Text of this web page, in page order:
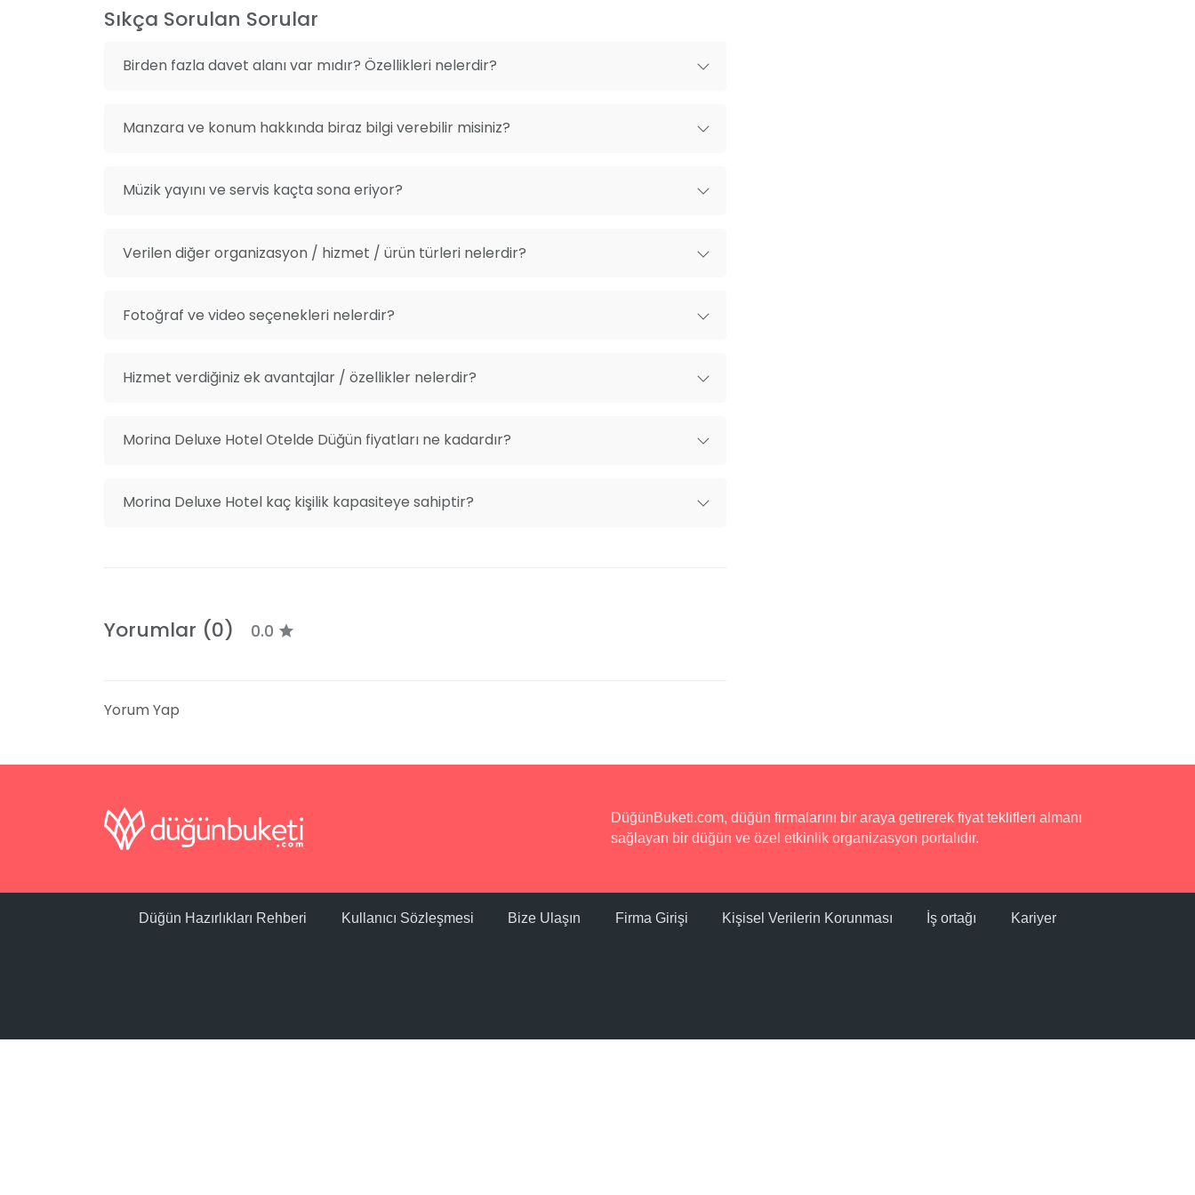
Sıkça Sorulan Sorular
Birden fazla davet alanı var mıdır? Özellikleri nelerdir?
Manzara ve konum hakkında biraz bilgi verebilir misiniz?
Müzik yayını ve servis kaçta sona eriyor?
Verilen diğer organizasyon / hizmet / ürün türleri nelerdir?
Fotoğraf ve video seçenekleri nelerdir?
Hizmet verdiğiniz ek avantajlar / özellikler nelerdir?
Morina Deluxe Hotel Otelde Düğün fiyatları ne kadardır?
Morina Deluxe Hotel kaç kişilik kapasiteye sahiptir?
Yorumlar (0) 0.0
Yorum Yap
DüğünBuketi.com, düğün firmalarını bir araya getirerek fiyat teklifleri almanı
sağlayan bir düğün ve özel etkinlik organizasyon portalıdır.
Düğün Hazırlıkları Rehberi Kullanıcı Sözleşmesi Bize Ulaşın Firma Girişi Kişisel Verilerin Korunması İş ortağı Kariyer